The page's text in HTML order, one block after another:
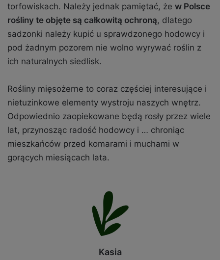
torfowiskach. Należy jednak pamiętać, że w Polsce
rośliny te objęte są całkowitą ochroną, dlatego
sadzonki należy kupić u sprawdzonego hodowcy i
pod żadnym pozorem nie wolno wyrywać roślin z
ich naturalnych siedlisk.
Rośliny mięsożerne to coraz częściej interesujące i
nietuzinkowe elementy wystroju naszych wnętrz.
Odpowiednio zaopiekowane będą rosły przez wiele
lat, przynosząc radość hodowcy i … chroniąc
mieszkańców przed komarami i muchami w
gorących miesiącach lata.
Kasia